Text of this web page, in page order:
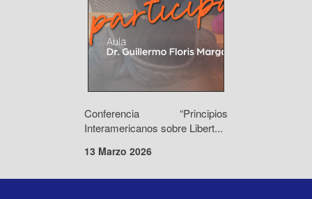
Conferencia “Principios
Interamericanos sobre Libert...
13 Marzo 2026